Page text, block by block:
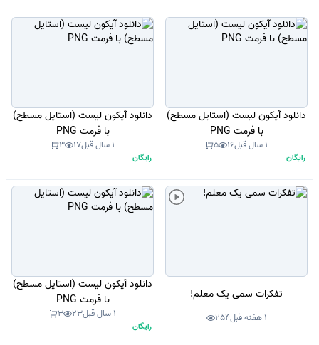
دانلود آیکون لیست (استایل مسطح)
با فرمت PNG
1 سال قبل 16
5
رایگان
دانلود آیکون لیست (استایل مسطح)
با فرمت PNG
1 سال قبل 17
3
رایگان
تفکرات سمی یک معلم!
1 هفته قبل 254
دانلود آیکون لیست (استایل مسطح)
با فرمت PNG
1 سال قبل 23
3
رایگان